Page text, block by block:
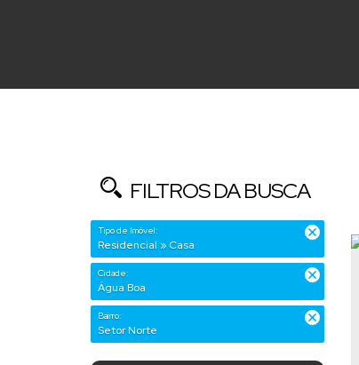
FILTROS DA BUSCA
Tipo de Imóvel:
Residencial » Casa
Cidade:
Água Boa
Bairro:
Setor Norte